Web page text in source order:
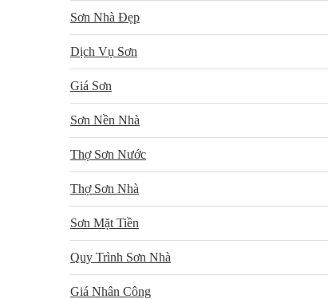
Sơn Nhà Đẹp
Dịch Vụ Sơn
Giá Sơn
Sơn Nền Nhà
Thợ Sơn Nước
Thợ Sơn Nhà
Sơn Mặt Tiền
Quy Trình Sơn Nhà
Giá Nhân Công